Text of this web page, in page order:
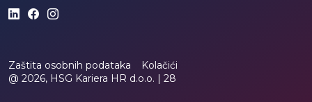
Zaštita osobnih podataka
Kolačići
@ 2026, HSG Kariera HR d.o.o. | 28